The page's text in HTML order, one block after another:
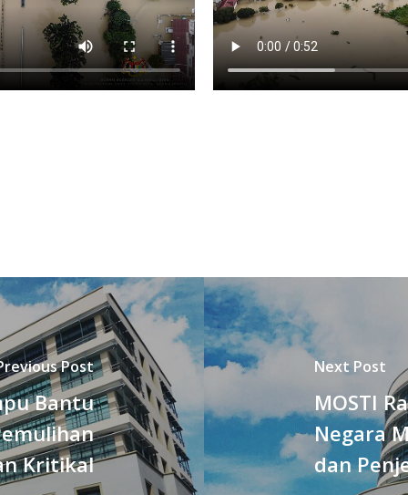
Post
Bantu
Kritikal
Next Post
MOSTI
Negara
dan